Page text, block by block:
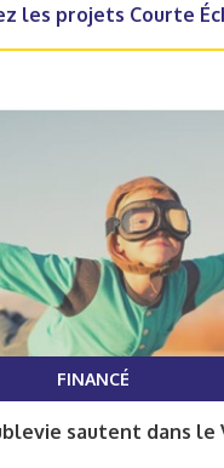
les projets Courte
FINANCÉ
sautent dans le